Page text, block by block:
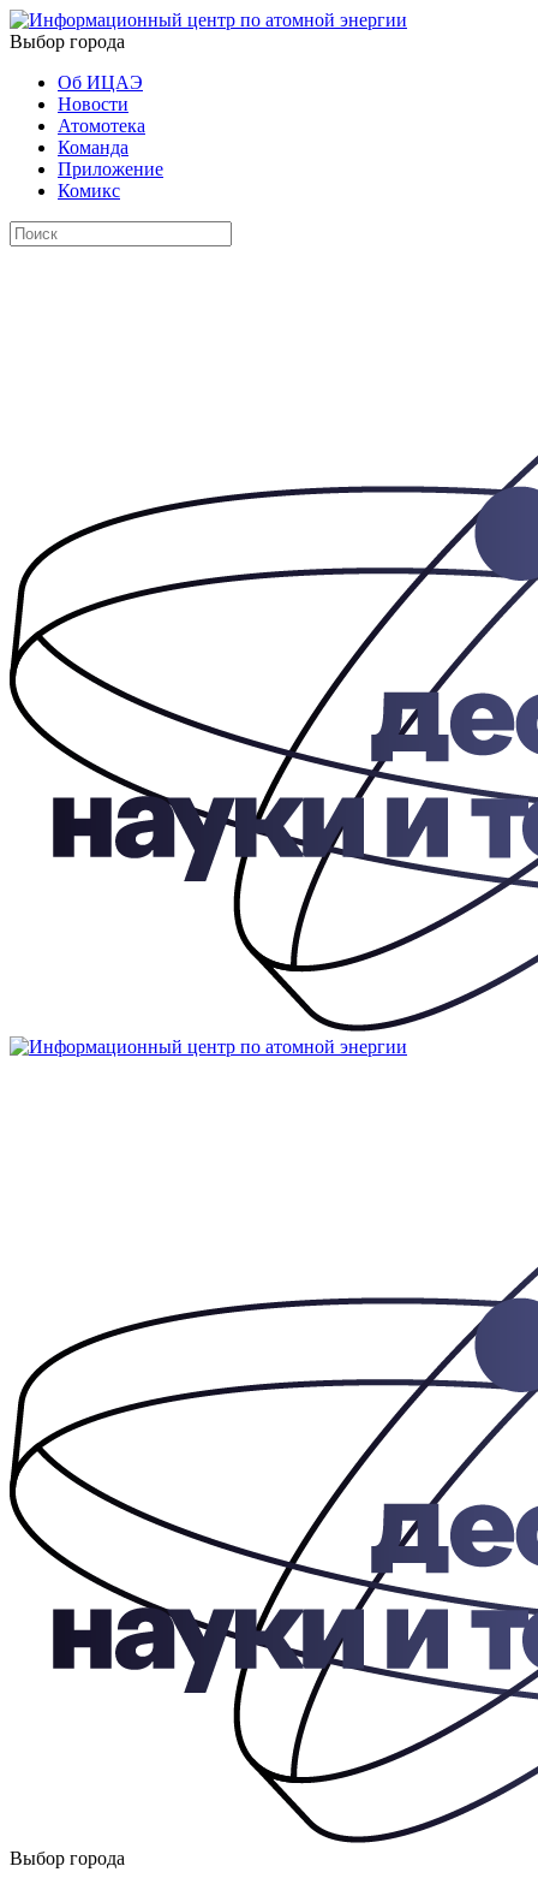
Выбор города
Об ИЦАЭ
Новости
Атомотека
Команда
Приложение
Комикс
Выбор города